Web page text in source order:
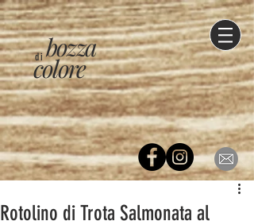
di
colore
bozza
Rotolino di Trota Salmonata al